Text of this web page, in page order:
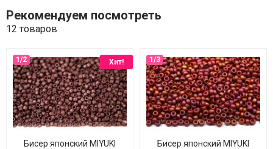
Рекомендуем посмотреть
12 товаров
Хит!
Бисер японский MIYUKI
Бисер японский MIYUKI